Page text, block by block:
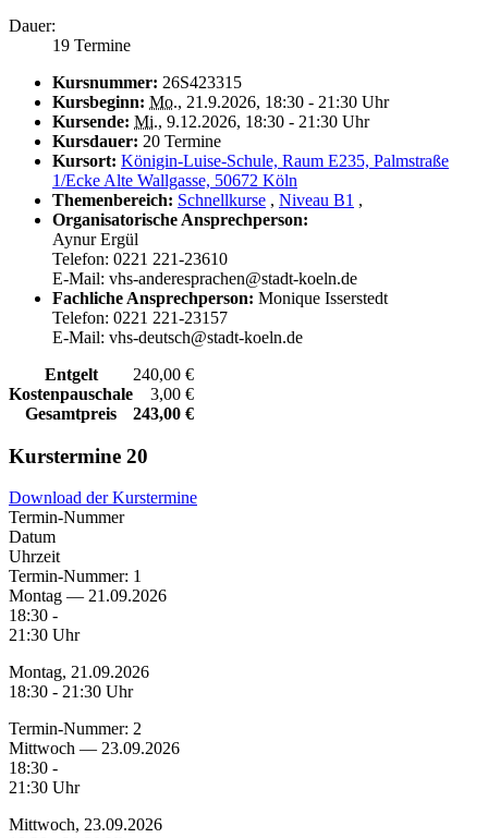
Dauer:
19 Termine
Kursnummer: 26S423315
Kursbeginn: Mo., 21.9.2026, 18:30 - 21:30 Uhr
Kursende: Mi., 9.12.2026, 18:30 - 21:30 Uhr
Kursdauer: 20 Termine
Kursort: Königin-Luise-Schule, Raum E235, Palmstraße
1/Ecke Alte Wallgasse, 50672 Köln
Themenbereich: Schnellkurse , Niveau B1 ,
Organisatorische Ansprechperson:
Aynur Ergül
Telefon: 0221 221-23610
E-Mail: vhs-anderesprachen@stadt-koeln.de
Fachliche Ansprechperson: Monique Isserstedt
Telefon: 0221 221-23157
E-Mail: vhs-deutsch@stadt-koeln.de
Entgelt
240,00 €
Kostenpauschale
3,00 €
Gesamtpreis
243,00 €
Kurstermine 20
Download der Kurstermine
Termin-Nummer
Datum
Uhrzeit
Termin-Nummer: 1
Montag — 21.09.2026
18:30 -
21:30 Uhr
Montag, 21.09.2026
18:30 - 21:30 Uhr
Termin-Nummer: 2
Mittwoch — 23.09.2026
18:30 -
21:30 Uhr
Mittwoch, 23.09.2026